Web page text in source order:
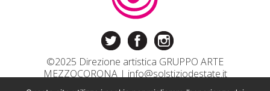
©2025 Direzione artistica GRUPPO ARTE
MEZZOCORONA | info@solstiziodestate.it